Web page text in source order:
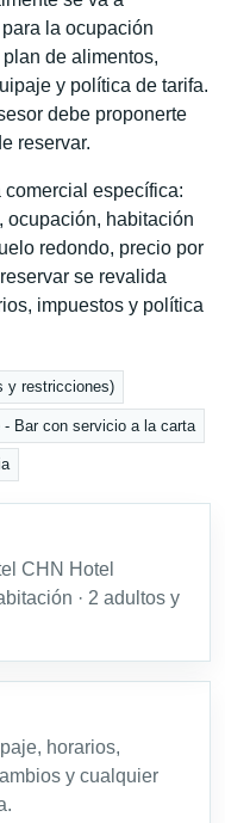
la ocupación
de alimentos,
y política de tarifa.
debe proponerte
reservar.
específica:
ocupación, habitación
redondo, precio por
se revalida
impuestos y política
y restricciones)
- Bar con servicio a la carta
CHN Hotel
· 2 adultos y
horarios,
y cualquier